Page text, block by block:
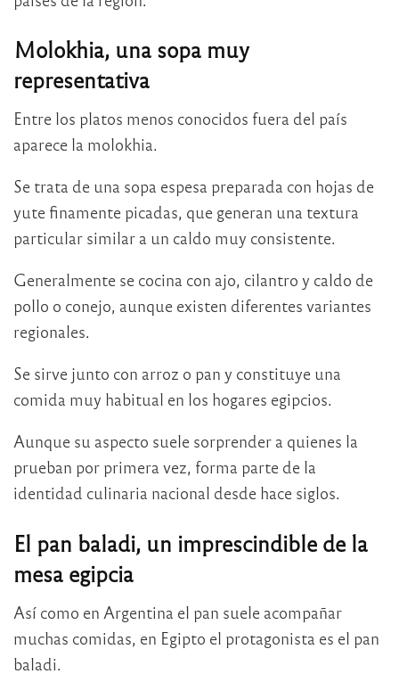
Molokhia, una sopa muy
representativa
Entre los platos menos conocidos fuera del país
aparece la molokhia.
Se trata de una sopa espesa preparada con hojas de
yute finamente picadas, que generan una textura
particular similar a un caldo muy consistente.
Generalmente se cocina con ajo, cilantro y caldo de
pollo o conejo, aunque existen diferentes variantes
regionales.
Se sirve junto con arroz o pan y constituye una
comida muy habitual en los hogares egipcios.
Aunque su aspecto suele sorprender a quienes la
prueban por primera vez, forma parte de la
identidad culinaria nacional desde hace siglos.
El pan baladi, un imprescindible de la
mesa egipcia
Así como en Argentina el pan suele acompañar
muchas comidas, en Egipto el protagonista es el pan
baladi.